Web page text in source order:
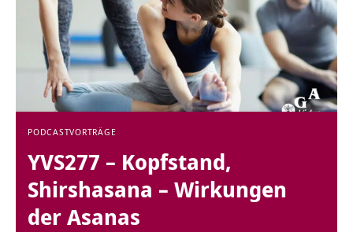
PODCASTVORTRÄGE
YVS277 – Kopfstand,
Shirshasana – Wirkungen
der Asanas